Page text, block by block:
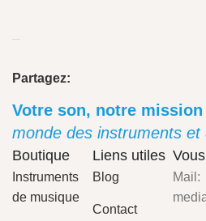
Partagez:
Votre son, notre mission
monde des instruments
Boutique
Instruments
de musique
Liens utiles
Blog
Contact
Mail: